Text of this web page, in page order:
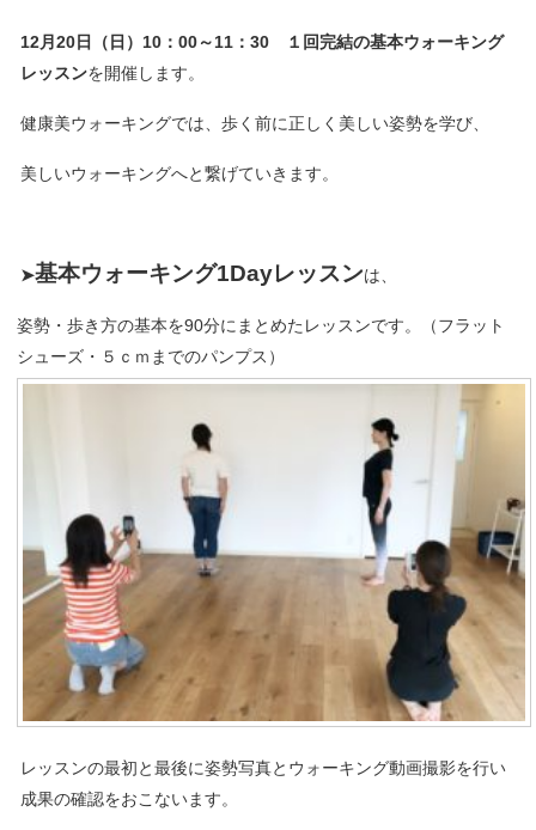
12月20日（日）10：00～11：30 １回完結の基本ウォーキング
レッスンを開催します。
健康美ウォーキングでは、歩く前に正しく美しい姿勢を学び、
美しいウォーキングへと繋げていきます。
➤基本ウォーキング1Dayレッスンは、
姿勢・歩き方の基本を90分にまとめたレッスンです。（フラット
シューズ・５ｃｍまでのパンプス）
レッスンの最初と最後に姿勢写真とウォーキング動画撮影を行い
成果の確認をおこないます。